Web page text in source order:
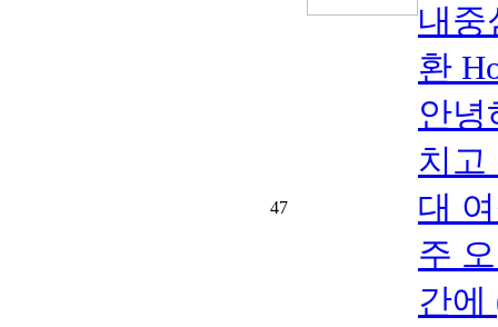
47
내중
환
안
치고
대
주
간에